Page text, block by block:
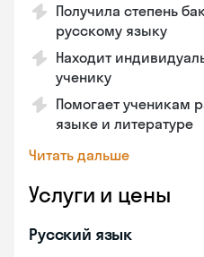
Получила степень
русскому языку
Находит
ученику
Помогает ученикам
языке и литературе
Читать дальше
Услуги и цены
Русский язык